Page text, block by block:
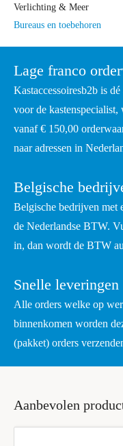
Verlichting & Meer
Bureaus en toebehoren
Lage franco
Kastaccessoiresb2b is
voor de
vanaf € 150,00
naar adressen in
Belgische
Belgische bedrijven met
de Nederlandse BTW.
in, dan wordt de BTW
Snelle leveringen
Alle orders welke op
binnenkomen worden
(pakket) orders
Aanbevolen